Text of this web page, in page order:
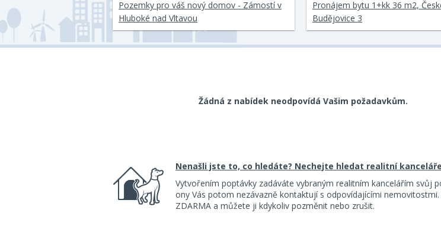
Pozemky pro váš nový domov - Zámostí v
Hluboké nad Vltavou
Pronájem bytu 1+kk 36 m2,
Budějovice 3
Žádná z nabídek neodpovídá Vašim požadavkům.
Nenašli jste to, co hledáte? Nechejte hledat realitní
Vytvořením poptávky zadáváte vybraným realitním kancelářím svůj
ony Vás potom nezávazně kontaktují s odpovídajícími
ZDARMA a můžete ji kdykoliv pozměnit nebo zrušit.